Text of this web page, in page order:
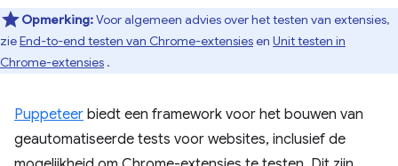
Opmerking:Voor algemeen advies over het testen van extensies,
zieEnd-to-end testen van Chrome-extensiesen Unit testen in
Chrome-extensies .
Puppeteer biedt een framework voor het bouwen van
geautomatiseerde tests voor websites, inclusief de